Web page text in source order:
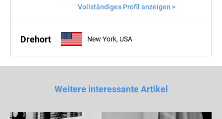
Vollständiges Profil anzeigen >
Drehort New York, USA
Weitere interessante Artikel